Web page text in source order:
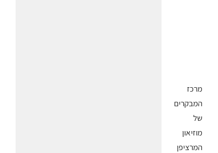
מרכז
המבקרים
של
מוזיאון
המרציפן